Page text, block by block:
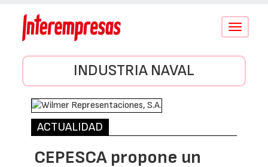
Conmutar
INDUSTRIA NAVAL
ACTUALIDAD
CEPESCA propone un